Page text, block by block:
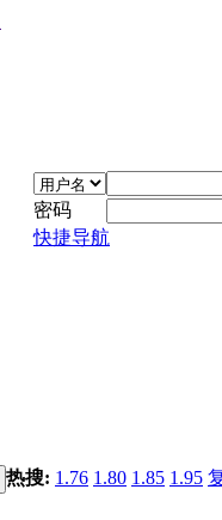
密码
快捷导航
热搜: 1.76 1.80 1.85 1.95